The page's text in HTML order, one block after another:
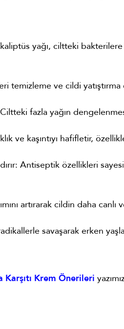
yağı, ciltteki
temizleme ve cildi
fazla yağın
ve kaşıntıyı hafifletir,
Antiseptik özellikleri
artırarak cildin daha canlı
savaşarak erken
Karşıtı Krem Önerileri